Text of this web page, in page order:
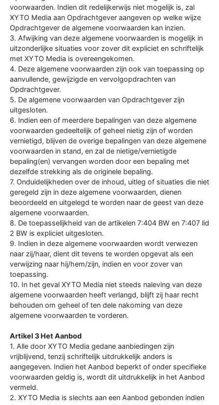
voorwaarden. Indien dit redelijkerwijs niet mogelijk is, zal
XYTO Media aan Opdrachtgever aangeven op welke wijze
Opdrachtgever de algemene voorwaarden kan inzien.
3. Afwijking van deze algemene voorwaarden is mogelijk in
uitzonderlijke situaties voor zover dit expliciet en schriftelijk
met XYTO Media is overeengekomen.
4. Deze algemene voorwaarden zijn ook van toepassing op
aanvullende, gewijzigde en vervolgopdrachten van
Opdrachtgever.
5. De algemene voorwaarden van Opdrachtgever zijn
uitgesloten.
6. Indien een of meerdere bepalingen van deze algemene
voorwaarden gedeeltelijk of geheel nietig zijn of worden
vernietigd, blijven de overige bepalingen van deze algemene
voorwaarden in stand, en zal de nietige/vernietigde
bepaling(en) vervangen worden door een bepaling met
dezelfde strekking als de originele bepaling.
7. Onduidelijkheden over de inhoud, uitleg of situaties die niet
geregeld zijn in deze algemene voorwaarden, dienen
beoordeeld en uitgelegd te worden naar de geest van deze
algemene voorwaarden.
8. De toepasselijkheid van de artikelen 7:404 BW en 7:407 lid
2 BW is expliciet uitgesloten.
9. Indien in deze algemene voorwaarden wordt verwezen
naar zij/haar, dient dit tevens te worden opgevat als een
verwijzing naar hij/hem/zijn, indien en voor zover van
toepassing.
10. In het geval XYTO Media niet steeds naleving van deze
algemene voorwaarden heeft verlangd, blijft zij haar recht
behouden om geheel of ten dele nakoming van deze
algemene voorwaarden te vorderen.
Artikel 3 Het Aanbod
1. Alle door XYTO Media gedane aanbiedingen zijn
vrijblijvend, tenzij schriftelijk uitdrukkelijk anders is
aangegeven. Indien het Aanbod beperkt of onder specifieke
voorwaarden geldig is, wordt dit uitdrukkelijk in het Aanbod
vermeld.
2. XYTO Media is slechts aan een Aanbod gebonden indien